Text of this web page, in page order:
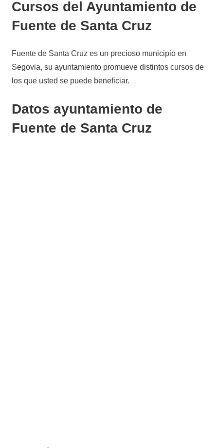
Cursos del Ayuntamiento de
Fuente de Santa Cruz
Fuente de Santa Cruz es un precioso municipio en
Segovia, su ayuntamiento promueve distintos cursos de
los que usted se puede beneficiar.
Datos ayuntamiento de
Fuente de Santa Cruz